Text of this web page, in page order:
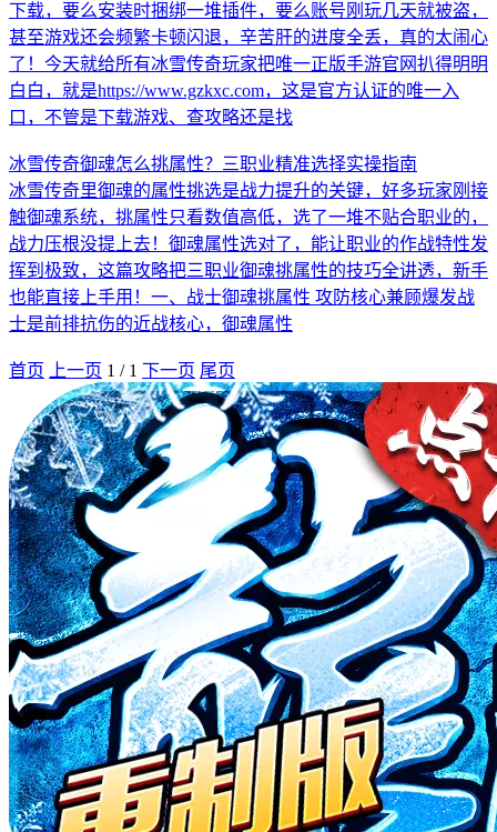
下载，要么安装时捆绑一堆插件，要么账号刚玩几天就被盗，
甚至游戏还会频繁卡顿闪退，辛苦肝的进度全丢，真的太闹心
了！今天就给所有冰雪传奇玩家把唯一正版手游官网扒得明明
白白，就是https://www.gzkxc.com，这是官方认证的唯一入
口，不管是下载游戏、查攻略还是找
冰雪传奇御魂怎么挑属性？三职业精准选择实操指南
冰雪传奇里御魂的属性挑选是战力提升的关键，好多玩家刚接
触御魂系统，挑属性只看数值高低，选了一堆不贴合职业的，
战力压根没提上去！御魂属性选对了，能让职业的作战特性发
挥到极致，这篇攻略把三职业御魂挑属性的技巧全讲透，新手
也能直接上手用！一、战士御魂挑属性 攻防核心兼顾爆发战
士是前排抗伤的近战核心，御魂属性
首页 上一页 1 / 1 下一页 尾页